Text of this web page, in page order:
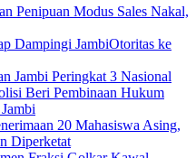
Penipuan Modus Sales Nakal,
Dampingi JambiOtoritas ke
Jambi Peringkat 3 Nasional
Beri Pembinaan Hukum
20 Mahasiswa Asing,
Diperketat